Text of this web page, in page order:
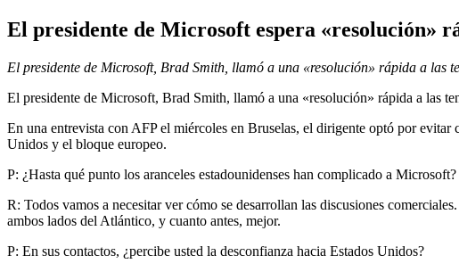
El presidente de Microsoft espera «resolución»
El presidente de Microsoft, Brad Smith, llamó a una «resolución» rápida a las
El presidente de Microsoft, Brad Smith, llamó a una «resolución» rápida a las
En una entrevista con AFP el miércoles en Bruselas, el dirigente optó por
Unidos y el bloque europeo.
P: ¿Hasta qué punto los aranceles estadounidenses han complicado a Microsoft?
R: Todos vamos a necesitar ver cómo se desarrollan las discusiones
ambos lados del Atlántico, y cuanto antes, mejor.
P: En sus contactos, ¿percibe usted la desconfianza hacia Estados Unidos?